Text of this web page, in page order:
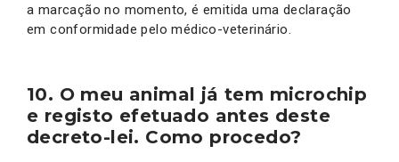
a marcação no momento, é emitida uma declaração
em conformidade pelo médico-veterinário.
10. O meu animal já tem microchip
e registo efetuado antes deste
decreto-lei. Como procedo?